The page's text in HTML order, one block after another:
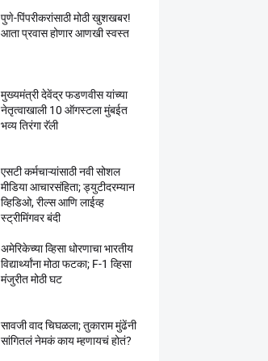
पुणे-पिंपरीकरांसाठी मोठी खुशखबर!
आता प्रवास होणार आणखी स्वस्त
मुख्यमंत्री देवेंद्र फडणवीस यांच्या
नेतृत्वाखाली 10 ऑगस्टला मुंबईत
भव्य तिरंगा रॅली
एसटी कर्मचाऱ्यांसाठी नवी सोशल
मीडिया आचारसंहिता; ड्युटीदरम्यान
व्हिडिओ, रील्स आणि लाईव्ह
स्ट्रीमिंगवर बंदी
अमेरिकेच्या व्हिसा धोरणाचा भारतीय
विद्यार्थ्यांना मोठा फटका; F-1 व्हिसा
मंजुरीत मोठी घट
सावजी वाद चिघळला; तुकाराम मुंढेंनी
सांगितलं नेमकं काय म्हणायचं होतं?